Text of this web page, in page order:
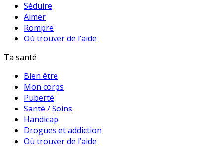
Séduire
Aimer
Rompre
Où trouver de l’aide
Ta santé
Bien être
Mon corps
Puberté
Santé / Soins
Handicap
Drogues et addiction
Où trouver de l’aide